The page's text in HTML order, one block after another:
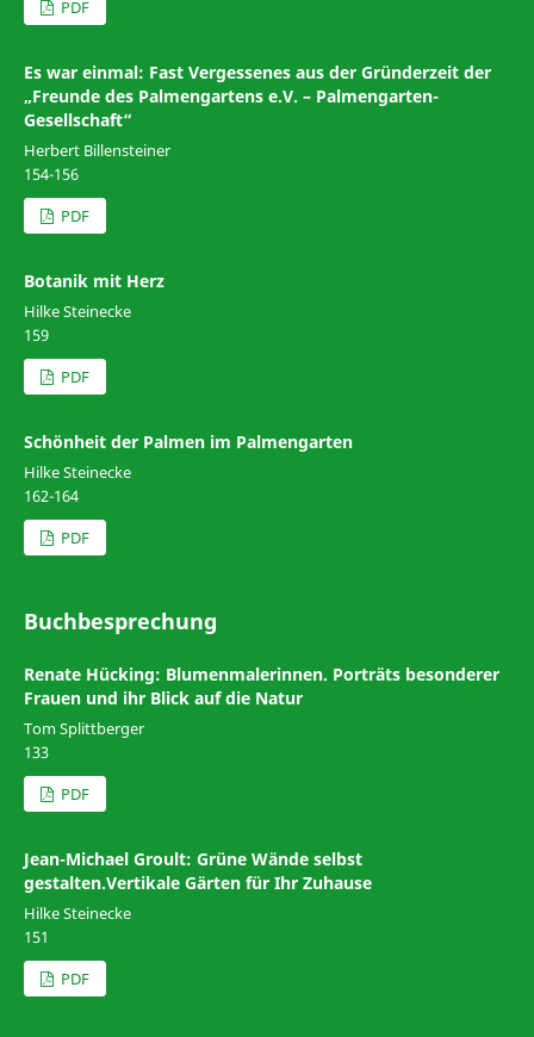
PDF
Es war einmal: Fast Vergessenes aus der Gründerzeit der
„Freunde des Palmengartens e.V. – Palmengarten-
Gesellschaft“
Herbert Billensteiner
154-156
PDF
Botanik mit Herz
Hilke Steinecke
159
PDF
Schönheit der Palmen im Palmengarten
Hilke Steinecke
162-164
PDF
Buchbesprechung
Renate Hücking: Blumenmalerinnen. Porträts besonderer
Frauen und ihr Blick auf die Natur
Tom Splittberger
133
PDF
Jean-Michael Groult: Grüne Wände selbst
gestalten.Vertikale Gärten für Ihr Zuhause
Hilke Steinecke
151
PDF